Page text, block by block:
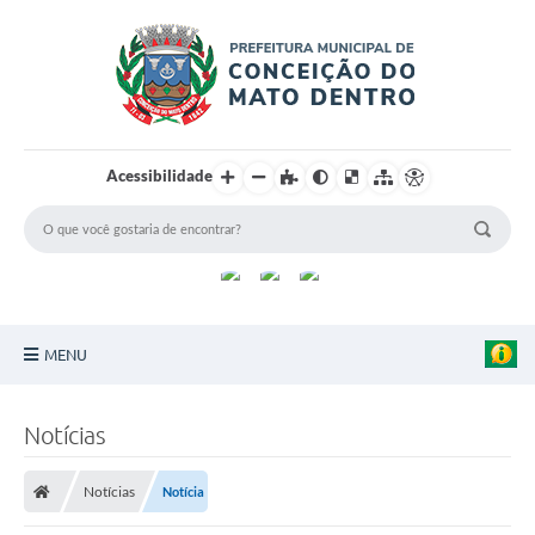
Acessibilidade
MENU
Turismo
Notícias
Notícias Notícia